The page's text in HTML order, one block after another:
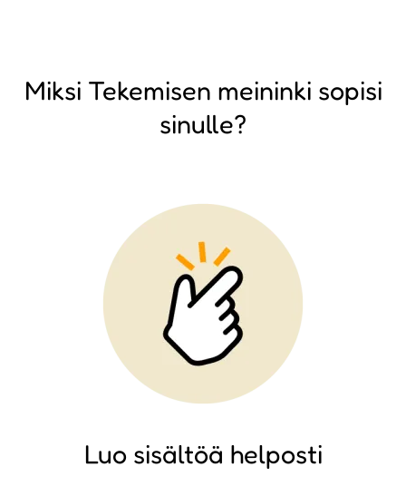
Miksi Tekemisen meininki sopisi
sinulle?
Luo sisältöä helposti